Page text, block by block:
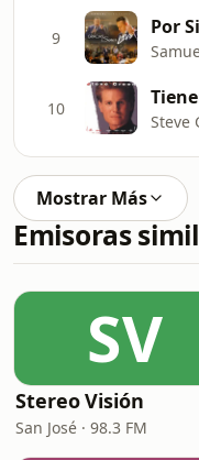
9
10
Steve
Mostrar Más
Emisoras
SV
Stereo Visión
San José · 98.3 FM